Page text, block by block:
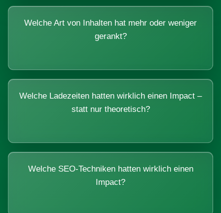
Welche Art von Inhalten hat mehr oder weniger
gerankt?
Welche Ladezeiten hatten wirklich einen Impact –
statt nur theoretisch?
Welche SEO-Techniken hatten wirklich einen
Impact?